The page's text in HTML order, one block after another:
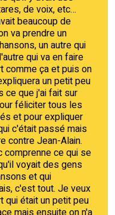
de voix, etc…
beaucoup de
va prendre un
un autre qui
qui va en faire
comme ça et puis on
un petit peu
ce que j'ai fait sur
féliciter tous les
et pour expliquer
c'était passé mais
contre Jean-Alain.
comprenne ce qui se
voyait des gens
et qui
c'est tout. Je veux
qui était un petit peu